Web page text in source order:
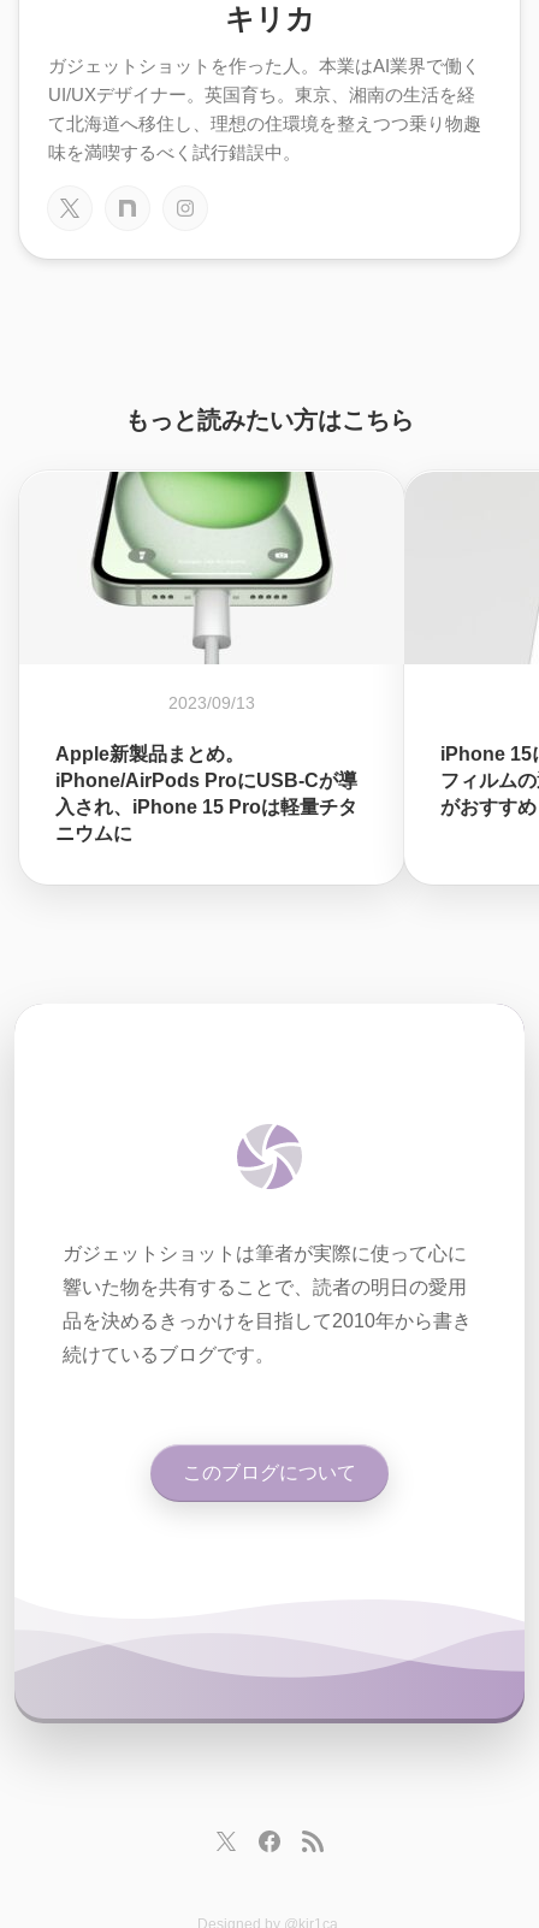
キリカ
ガジェットショットを作った人。本業はAI業界で働く
UI/UXデザイナー。英国育ち。東京、湘南の生活を経
て北海道へ移住し、理想の住環境を整えつつ乗り物趣
味を満喫するべく試行錯誤中。
もっと読みたい方はこちら
2023/09/13
Apple新製品まとめ。
iPhone/AirPods ProにUSB-Cが導
入され、iPhone 15 Proは軽量チタ
ニウムに
iPhone 15
フィルム
がおすすめ
ガジェットショットは筆者が実際に使って心に
響いた物を共有することで、読者の明日の愛用
品を決めるきっかけを目指して2010年から書き
続けているブログです。
このブログについて
Designed by @kir1ca